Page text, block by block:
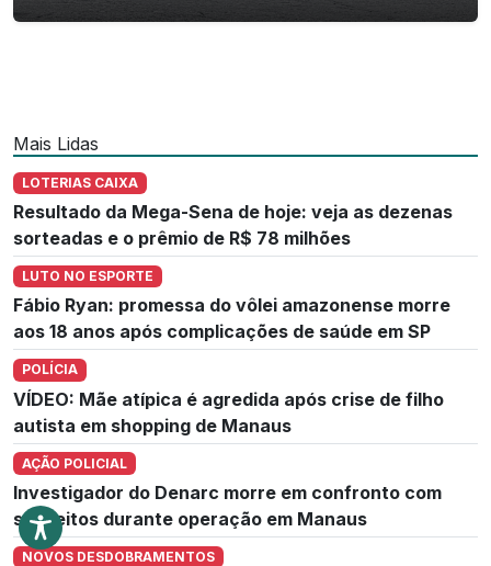
Mais Lidas
LOTERIAS CAIXA
Resultado da Mega-Sena de hoje: veja as dezenas
sorteadas e o prêmio de R$ 78 milhões
LUTO NO ESPORTE
Fábio Ryan: promessa do vôlei amazonense morre
aos 18 anos após complicações de saúde em SP
POLÍCIA
VÍDEO: Mãe atípica é agredida após crise de filho
autista em shopping de Manaus
AÇÃO POLICIAL
Investigador do Denarc morre em confronto com
suspeitos durante operação em Manaus
NOVOS DESDOBRAMENTOS